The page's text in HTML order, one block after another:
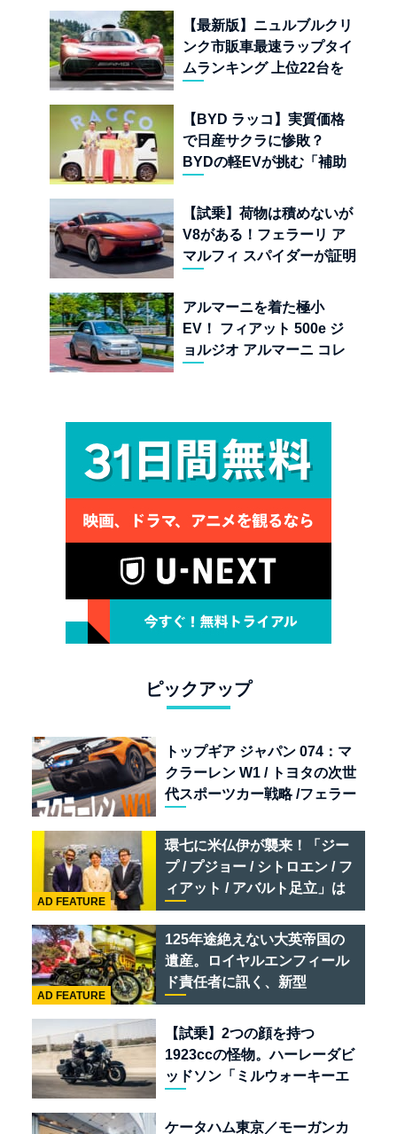
児
【最新版】ニュルブルクリ
ンク市販車最速ラップタイ
ムランキング 上位22台を
【BYD ラッコ】実質価格
で日産サクラに惨敗？
BYDの軽EVが挑む「補助
界
【試乗】荷物は積めないが
V8がある！フェラーリ ア
マルフィ スパイダーが証明
ーの至福
アルマーニを着た極小
EV！ フィアット 500e ジ
ョルジオ アルマーニ コレ
ピックアップ
トップギア ジャパン 074：マ
クラーレン W1 / トヨタの次世
代スポーツカー戦略 /フェラー
リオ /ベントレー スーパース
ポーツ
環七に米仏伊が襲来！「ジー
プ / プジョー / シトロエン / フ
ィアット / アバルト足立」は
クルマのセレクトショップで
ある
AD FEATURE
125年途絶えない大英帝国の
遺産。ロイヤルエンフィール
ド責任者に訊く、新型
「BULLET 650」と“時間の
質”を愛する理由
AD FEATURE
【試乗】2つの顔を持つ
1923ccの怪物。ハーレーダビ
ッドソン「ミルウォーキーエ
ケータハム東京／モーガンカ